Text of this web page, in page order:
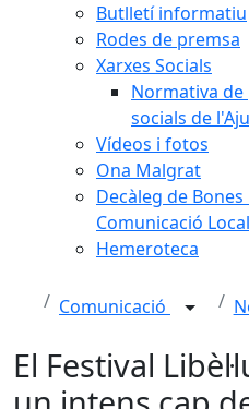
Butlletí informatiu
Rodes de premsa
Xarxes Socials
Normativa de
socials de
Vídeos i fotos
Ona Malgrat
Decàleg de
Comunicació
Hemeroteca
Comunicació
El Festival